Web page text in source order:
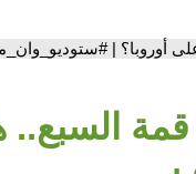
أوروبا؟ |
السبع..